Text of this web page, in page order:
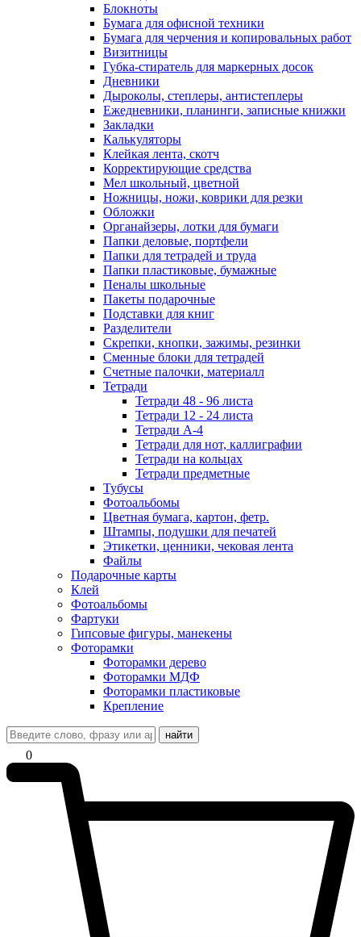
Блокноты
Бумага для офисной техники
Бумага для черчения и копировальных работ
Визитницы
Губка-стиратель для маркерных досок
Дневники
Дыроколы, степлеры, антистеплеры
Ежедневники, планинги, записные книжки
Закладки
Калькуляторы
Клейкая лента, скотч
Корректирующие средства
Мел школьный, цветной
Ножницы, ножи, коврики для резки
Обложки
Органайзеры, лотки для бумаги
Папки деловые, портфели
Папки для тетрадей и труда
Папки пластиковые, бумажные
Пеналы школьные
Пакеты подарочные
Подставки для книг
Разделители
Скрепки, кнопки, зажимы, резинки
Сменные блоки для тетрадей
Счетные палочки, материалл
Тетради
Тетради 48 - 96 листа
Тетради 12 - 24 листа
Тетради А-4
Тетради для нот, каллиграфии
Тетради на кольцах
Тетради предметные
Тубусы
Фотоальбомы
Цветная бумага, картон, фетр.
Штампы, подушки для печатей
Этикетки, ценники, чековая лента
Файлы
Подарочные карты
Клей
Фотоальбомы
Фартуки
Гипсовые фигуры, манекены
Фоторамки
Фоторамки дерево
Фоторамки МДФ
Фоторамки пластиковые
Крепление
найти
0